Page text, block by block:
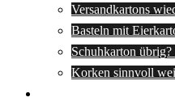
Versandkartons
Basteln mit
Schuhkarton
Korken sinnvoll